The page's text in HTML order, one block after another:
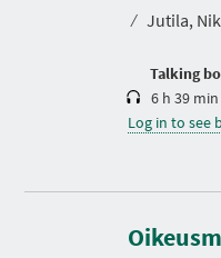
⁄ Jutila,
Talking
i
6 h 39 min
Log in to see